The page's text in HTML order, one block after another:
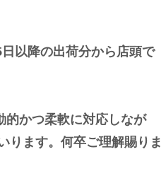
以降の出荷分から店頭で
的かつ柔軟に対応しなが
ります。何卒ご理解賜りま